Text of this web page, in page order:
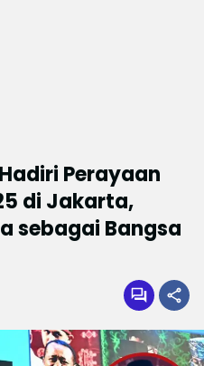
Perayaan
di Jakarta,
sebagai Bangsa